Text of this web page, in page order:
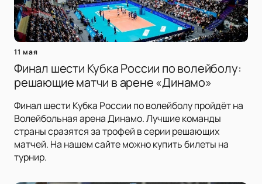
11 мая
Финал шести Кубка России по волейболу:
решающие матчи в арене «Динамо»
Финал шести Кубка России по волейболу пройдёт на
Волейбольная арена Динамо. Лучшие команды
страны сразятся за трофей в серии решающих
матчей. На нашем сайте можно купить билеты на
турнир.